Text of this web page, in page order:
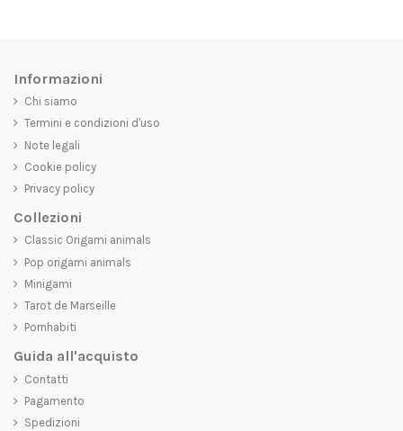
Informazioni
Chi siamo
Termini e condizioni d'uso
Note legali
Cookie policy
Privacy policy
Collezioni
Classic Origami animals
Pop origami animals
Minigami
Tarot de Marseille
Pornhabiti
Guida all'acquisto
Contatti
Pagamento
Spedizioni